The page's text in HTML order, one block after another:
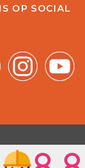
OP SOCIAL